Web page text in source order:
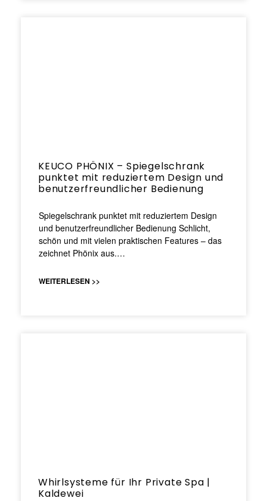
KEUCO PHÖNIX – Spiegelschrank
punktet mit reduziertem Design und
benutzerfreundlicher Bedienung
Spiegelschrank punktet mit reduziertem Design
und benutzerfreundlicher Bedienung Schlicht,
schön und mit vielen praktischen Features – das
zeichnet Phönix aus.…
WEITERLESEN >>
Whirlsysteme für Ihr Private Spa |
Kaldewei